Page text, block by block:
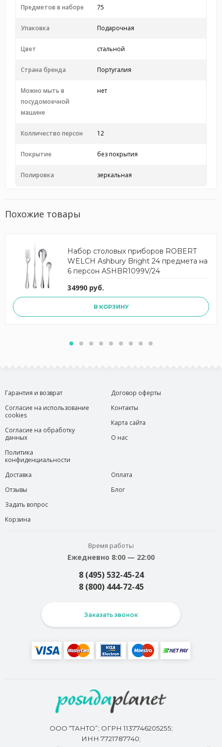
Предметов в наборе 75
Упаковка Подарочная
Цвет стальной
Страна бренда Португалия
Можно мыть в
посудомоечной
машине
нет
Колличество персон 12
Покрытие без покрытия
Полировка зеркальная
Похожие товары
Набор столовых приборов ROBERT
WELCH Ashbury Bright 24 предмета на
6 персон ASHBR1099V/24
34990 руб.
В КОРЗИНУ
Гарантия и возврат
Согласие на использование
cookies
Согласие на обработку
данных
Политика
конфиденциальности
Договор оферты
Контакты
Карта сайта
О нас
Доставка
Отзывы
Задать вопрос
Корзина
Оплата
Блог
Время работы
Ежедневно 8:00 — 22:00
8 (495) 532-45-24
8 (800) 444-72-45
Заказать звонок
ООО “ТАНТО”; ОГРН 1137746205255;
ИНН 7721787740;